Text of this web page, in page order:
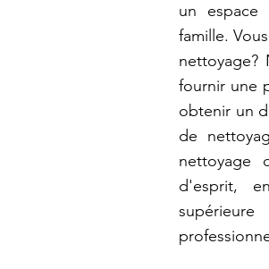
un
famille.
fournir une
obtenir un
de
nettoyage
d'esprit,